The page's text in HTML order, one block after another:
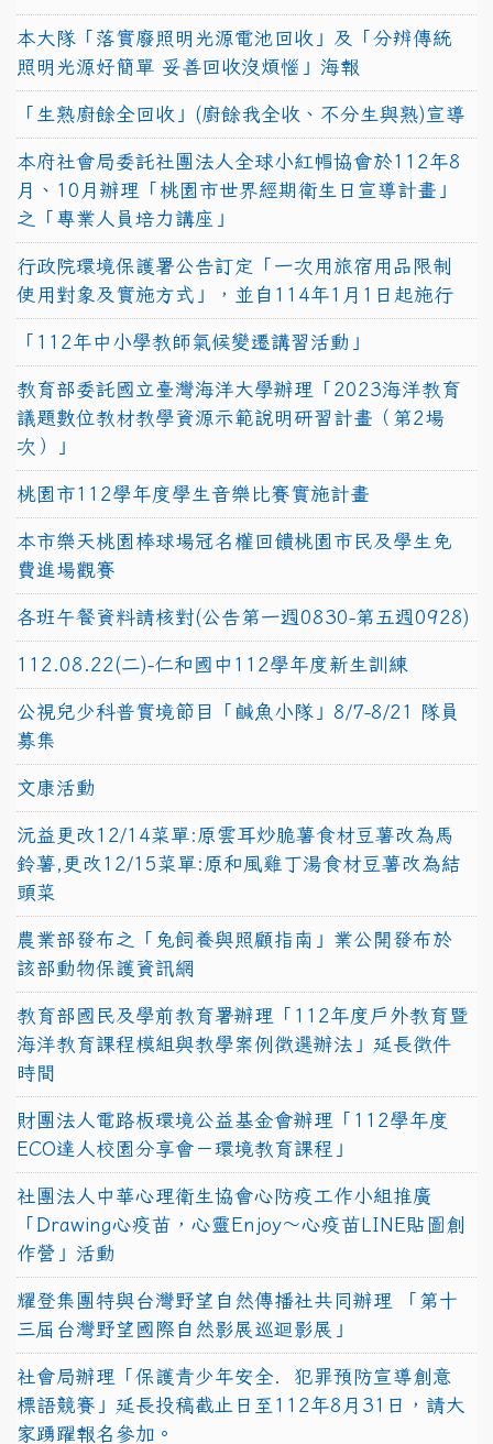
本大隊「落實廢照明光源電池回收」及「分辨傳統
照明光源好簡單 妥善回收沒煩惱」海報
「生熟廚餘全回收」(廚餘我全收、不分生與熟)宣導
本府社會局委託社團法人全球小紅帽協會於112年8
月、10月辦理「桃園市世界經期衛生日宣導計畫」
之「專業人員培力講座」
行政院環境保護署公告訂定「一次用旅宿用品限制
使用對象及實施方式」，並自114年1月1日起施行
「112年中小學教師氣候變遷講習活動」
教育部委託國立臺灣海洋大學辦理「2023海洋教育
議題數位教材教學資源示範說明研習計畫（第2場
次）」
桃園市112學年度學生音樂比賽實施計畫
本市樂天桃園棒球場冠名權回饋桃園市民及學生免
費進場觀賽
各班午餐資料請核對(公告第一週0830-第五週0928)
112.08.22(二)-仁和國中112學年度新生訓練
公視兒少科普實境節目「鹹魚小隊」8/7-8/21 隊員
募集
文康活動
沅益更改12/14菜單:原雲耳炒脆薯食材豆薯改為馬
鈴薯,更改12/15菜單:原和風雞丁湯食材豆薯改為結
頭菜
農業部發布之「兔飼養與照顧指南」業公開發布於
該部動物保護資訊網
教育部國民及學前教育署辦理「112年度戶外教育暨
海洋教育課程模組與教學案例徵選辦法」延長徵件
時間
財團法人電路板環境公益基金會辦理「112學年度
ECO達人校園分享會－環境教育課程」
社團法人中華心理衛生協會心防疫工作小組推廣
「Drawing心疫苗，心靈Enjoy〜心疫苗LINE貼圖創
作營」活動
耀登集團特與台灣野望自然傳播社共同辦理 「第十
三屆台灣野望國際自然影展巡迴影展」
社會局辦理「保護青少年安全．犯罪預防宣導創意
標語競賽」延長投稿截止日至112年8月31日，請大
家踴躍報名參加。